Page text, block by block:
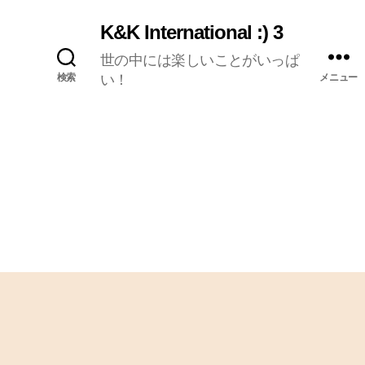
検索
K&K International :) 3
世の中には楽しいことがいっぱ
い！
メニュー